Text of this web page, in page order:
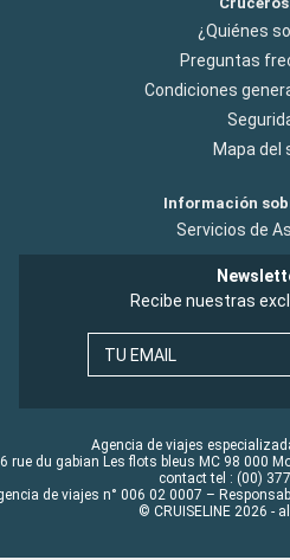
¿Quiénes
Preguntas
Condiciones
Mapa del
Información
Servicios de
Recibe nuestras
TU EMAIL
Agencia de viajes
rue du gabian Les flots bleus MC 98 000
contact tel : (00)
de viajes n° 006 02 0007 –
© CRUISELINE 2026 -